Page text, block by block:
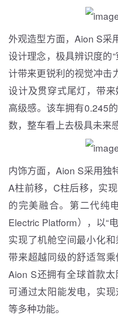
外观造型方面，Aion S采
设计理念，极具辨识度的
计带来更锐利的视觉冲击
设计及贯穿式尾灯，带
高级感。该车拥有0.245
数，整车看上去极具未来
内饰方面，Aion S采用独
A柱前移，C柱后移，实
的完美融合。第二代纯
Electric Platform），以“
实现了机舱空间最小化
带来超越同级的舒适驾乘
Aion S还拥有全球首款太
可通过太阳能发电，实
等多种功能。